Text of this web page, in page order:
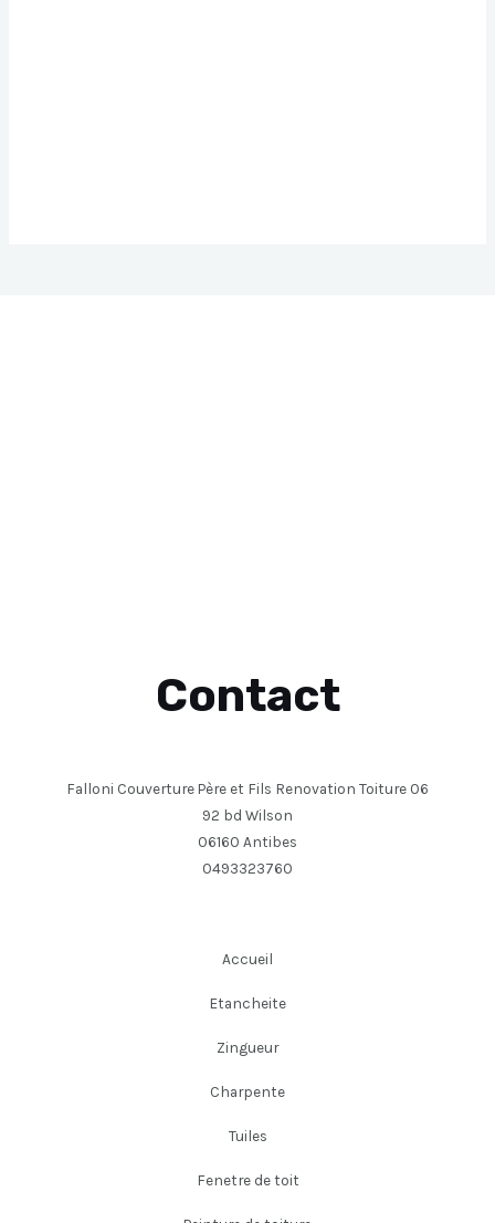
Contact
Falloni Couverture Père et Fils Renovation Toiture 06
92 bd Wilson
06160 Antibes
0493323760
Accueil
Etancheite
Zingueur
Charpente
Tuiles
Fenetre de toit